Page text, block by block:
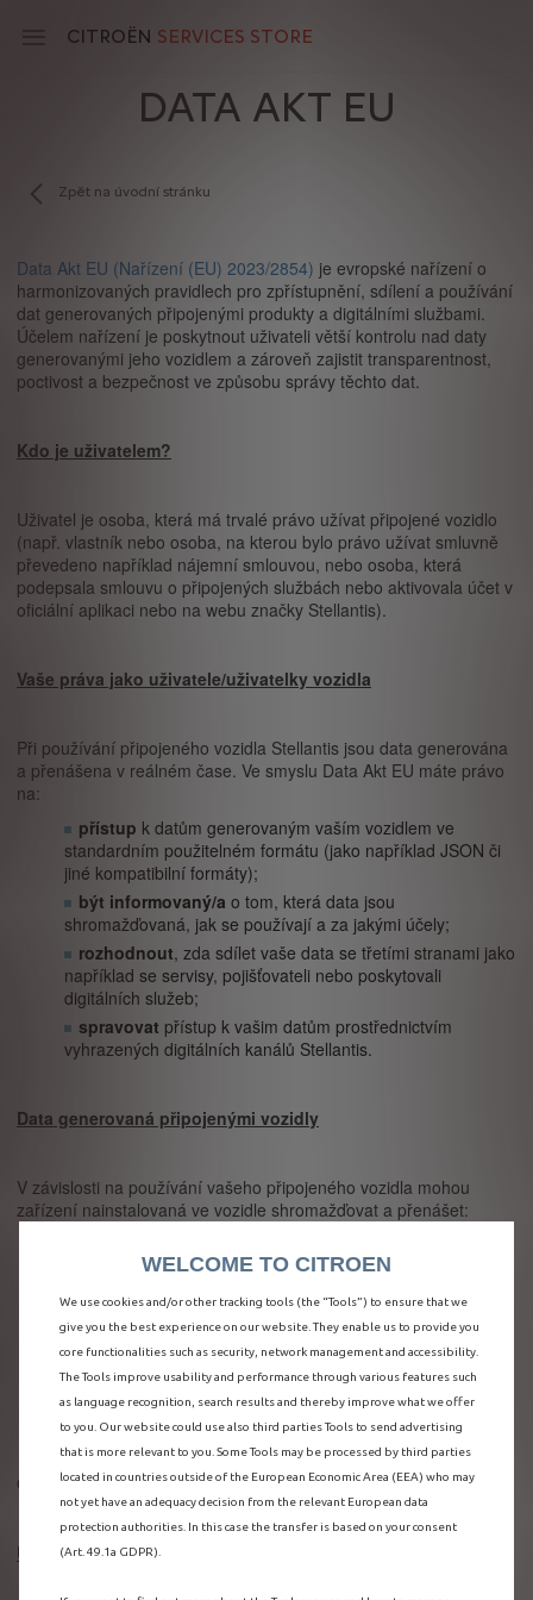
CITROËN SERVICES STORE
DATA AKT EU
Zpět na úvodní stránku
Data Akt EU (Nařízení (EU) 2023/2854) je evropské nařízení o
harmonizovaných pravidlech pro zpřístupnění, sdílení a používání
dat generovaných připojenými produkty a digitálními službami.
Účelem nařízení je poskytnout uživateli větší kontrolu nad daty
generovanými jeho vozidlem a zároveň zajistit transparentnost,
poctivost a bezpečnost ve způsobu správy těchto dat.
Kdo je uživatelem?
Uživatel je osoba, která má trvalé právo užívat připojené vozidlo
(např. vlastník nebo osoba, na kterou bylo právo užívat smluvně
převedeno například nájemní smlouvou, nebo osoba, která
podepsala smlouvu o připojených službách nebo aktivovala účet v
oficiální aplikaci nebo na webu značky Stellantis).
Vaše práva jako uživatele/uživatelky vozidla
Při používání připojeného vozidla Stellantis jsou data generována
a přenášena v reálném čase. Ve smyslu Data Akt EU máte právo
na:
přístup k datům generovaným vaším vozidlem ve
standardním použitelném formátu (jako například JSON či
jiné kompatibilní formáty);
být informovaný/a o tom, která data jsou
shromažďovaná, jak se používají a za jakými účely;
rozhodnout, zda sdílet vaše data se třetími stranami jako
například se servisy, pojišťovateli nebo poskytovali
digitálních služeb;
spravovat přístup k vašim datům prostřednictvím
vyhrazených digitálních kanálů Stellantis.
Data generovaná připojenými vozidly
V závislosti na používání vašeho připojeného vozidla mohou
zařízení nainstalovaná ve vozidle shromažďovat a přenášet:
chybové kódy;
data o používání:počet najetých kilometrů, rychlost,
doba jízdy, používání systémů ADAS;
lokalizační data:je-li povolený GPS;
data o interakcích:navigace, hlasové příkazy, používání
připojených služeb;
data o události:detekované nehody nebo nesprávné
fungování.
Objem dat závisí na způsobu používání připojeného vozidla.
Účely zpracovávání dat
WELCOME TO CITROEN
We use cookies and/or other tracking tools (the “Tools”) to ensure that we
give you the best experience on our website. They enable us to provide you
core functionalities such as security, network management and accessibility.
The Tools improve usability and performance through various features such
as language recognition, search results and thereby improve what we offer
to you. Our website could use also third parties Tools to send advertising
that is more relevant to you. Some Tools may be processed by third parties
located in countries outside of the European Economic Area (EEA) who may
not yet have an adequacy decision from the relevant European data
protection authorities. In this case the transfer is based on your consent
(Art. 49.1a GDPR).